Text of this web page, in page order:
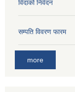
विदाको निवेदन
सम्पति विवरण फारम
more